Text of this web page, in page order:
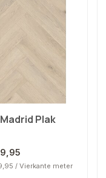
Plak
/ Vierkante meter